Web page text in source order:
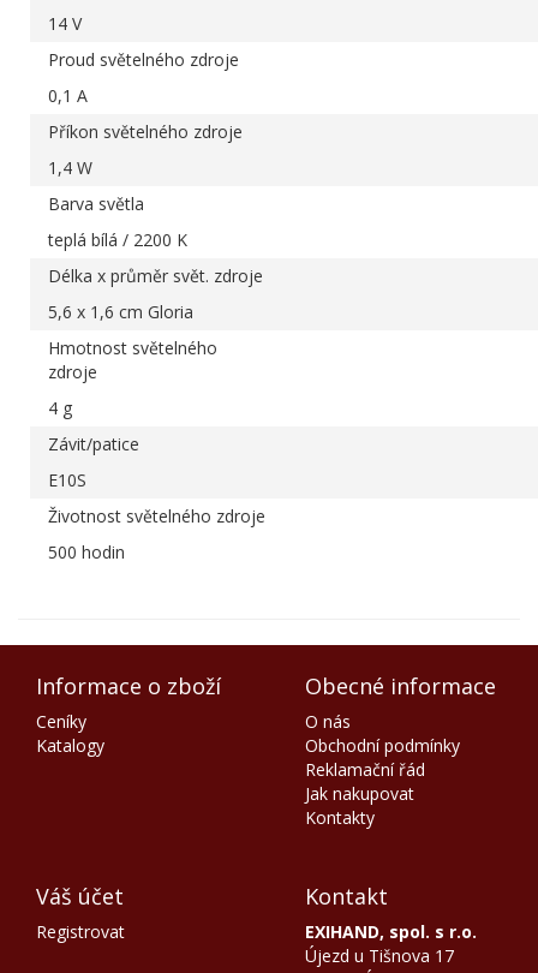
14 V
Proud světelného zdroje
0,1 A
Příkon světelného zdroje
1,4 W
Barva světla
teplá bílá / 2200 K
Délka x průměr svět. zdroje
5,6 x 1,6 cm Gloria
Hmotnost světelného
zdroje
4 g
Závit/patice
E10S
Životnost světelného zdroje
500 hodin
Informace o zboží
Ceníky
Katalogy
Obecné informace
O nás
Obchodní podmínky
Reklamační řád
Jak nakupovat
Kontakty
Váš účet
Registrovat
Kontakt
EXIHAND, spol. s r.o.
Újezd u Tišnova 17